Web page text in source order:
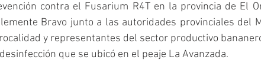
contra el Fusarium R4T en la provincia de El
Bravo junto a las autoridades provinciales del
y representantes del sector productivo
que se ubicó en el peaje La Avanzada.